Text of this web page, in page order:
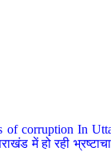
corruption In
में हो रही